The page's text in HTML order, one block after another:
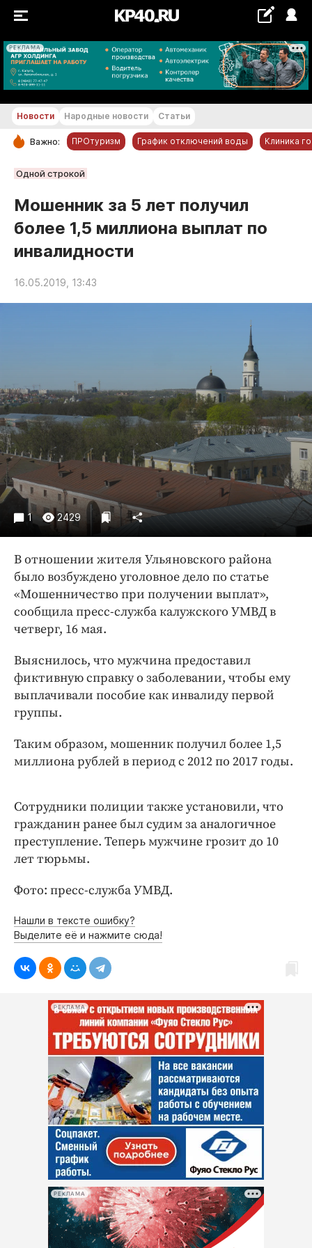
РЕКЛАМА
+18...+19 °С
РУБРИКИ
Статьи
Народные новости
Авто и транспорт
Благоустройство
Образование
Общество
Погода
Праздники
Происшествия
Спорт
Экономика и бизнес
ПРОЕКТЫ
Блоги
Издания
Медиаперсона
Интересное чтиво
Бренд года
Работодатель года
Новости Народные новости Статьи
Важно: ПРОтуризм График отключений воды Клиника
Одной строкой
Мошенник за 5 лет получил
более 1,5 миллиона выплат по
инвалидности
16.05.2019, 13:43
1 2429
В отношении жителя Ульяновского района
было возбуждено уголовное дело по статье
«Мошенничество при получении выплат»,
сообщила пресс-служба калужского УМВД в
четверг, 16 мая.
Выяснилось, что мужчина предоставил
фиктивную справку о заболевании, чтобы ему
выплачивали пособие как инвалиду первой
группы.
Таким образом, мошенник получил более 1,5
миллиона рублей в период с 2012 по 2017 годы.
Сотрудники полиции также установили, что
гражданин ранее был судим за аналогичное
преступление. Теперь мужчине грозит до 10
лет тюрьмы.
Фото: пресс-служба УМВД.
Нашли в тексте ошибку?
Выделите её и нажмите сюда!
РЕКЛАМА
РЕКЛАМА